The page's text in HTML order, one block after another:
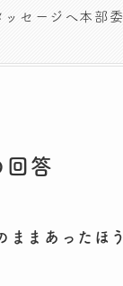
ッセージへ本部
回答
まあったほ